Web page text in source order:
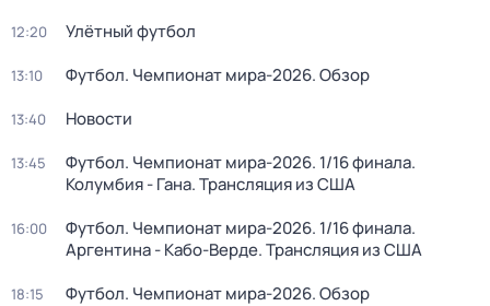
12:20 Улётный футбол
13:10 Футбол. Чемпионат мира-2026. Обзор
13:40 Новости
13:45
Футбол. Чемпионат мира-2026. 1/16 финала.
Колумбия - Гана. Трансляция из США
16:00
Футбол. Чемпионат мира-2026. 1/16 финала.
Аргентина - Кабо-Верде. Трансляция из США
18:15 Футбол. Чемпионат мира-2026. Обзор